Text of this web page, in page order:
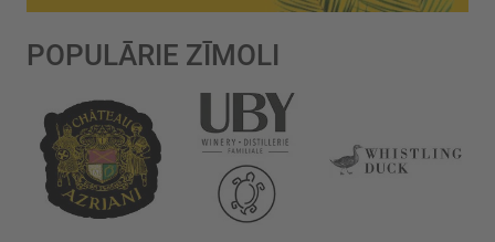
POPULĀRIE ZĪMOLI